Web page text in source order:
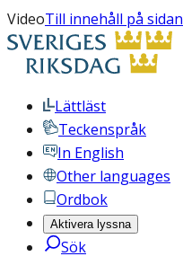
VideoTill innehåll på sidan
Lättläst
Teckenspråk
In English
Other languages
Ordbok
Aktivera lyssna
Sök